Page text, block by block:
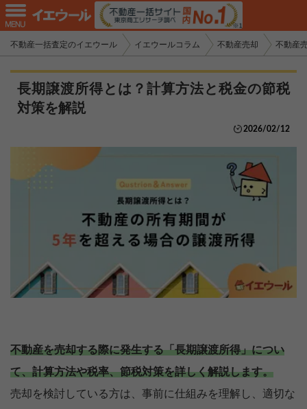
不動産一括査定のイエウール イエウールコラム 不動産売却 不動産
長期譲渡所得とは？計算方法と税金の節税
対策を解説
2026/02/12
不動産を売却する際に発生する「長期譲渡所得」につい
て、計算方法や税率、節税対策を詳しく解説します。
売却を検討している方は、事前に仕組みを理解し、適切な